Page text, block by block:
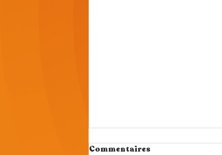
Commentaires